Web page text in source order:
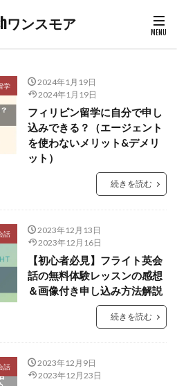
ワンスモア
学
2024年1月19日
2024年1月19日
フィリピン留学に自分で申し
込みできる？（エージェント
を使わないメリット&デメリ
ット）
続きを読む
話
2023年12月13日
2023年12月16日
【初心者必見】フライト英会
話の無料体験レッスンの感想
＆画像付き申し込み方法解説
続きを読む
話
2023年12月9日
2023年12月23日